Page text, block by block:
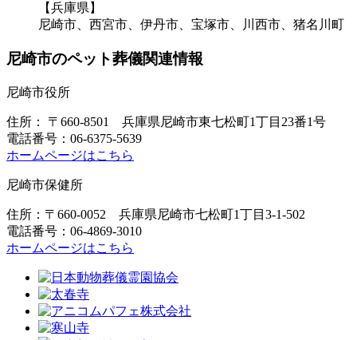
【兵庫県】
尼崎市、西宮市、伊丹市、宝塚市、川西市、猪名川町
尼崎市のペット葬儀関連情報
尼崎市役所
住所： 〒660-8501
兵庫県尼崎市東七松町1丁目23番1号
電話番号：06-6375-5639
ホームページはこちら
尼崎市保健所
住所：〒660-0052 兵庫県尼崎市七松町1丁目3-1-502
電話番号：06-4869-3010
ホームページはこちら